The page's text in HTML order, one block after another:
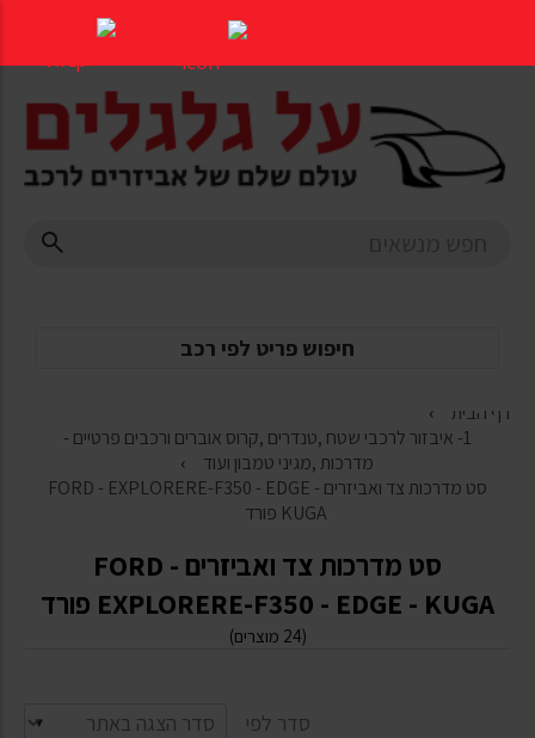
העמוד
חיפוש פריט לפי רכב
דף הבית
1- איבזור לרכבי שטח ,טנדרים ,קרוס אוברים ורכבים פרטיים -
מדרכות ,מגיני טמבון ועוד
סט מדרכות צד ואביזרים FORD - EXPLORERE-F350 - EDGE -
KUGA פורד
סט מדרכות צד ואביזרים FORD -
EXPLORERE-F350 - EDGE - KUGA פורד
(24 מוצרים)
סדר לפי